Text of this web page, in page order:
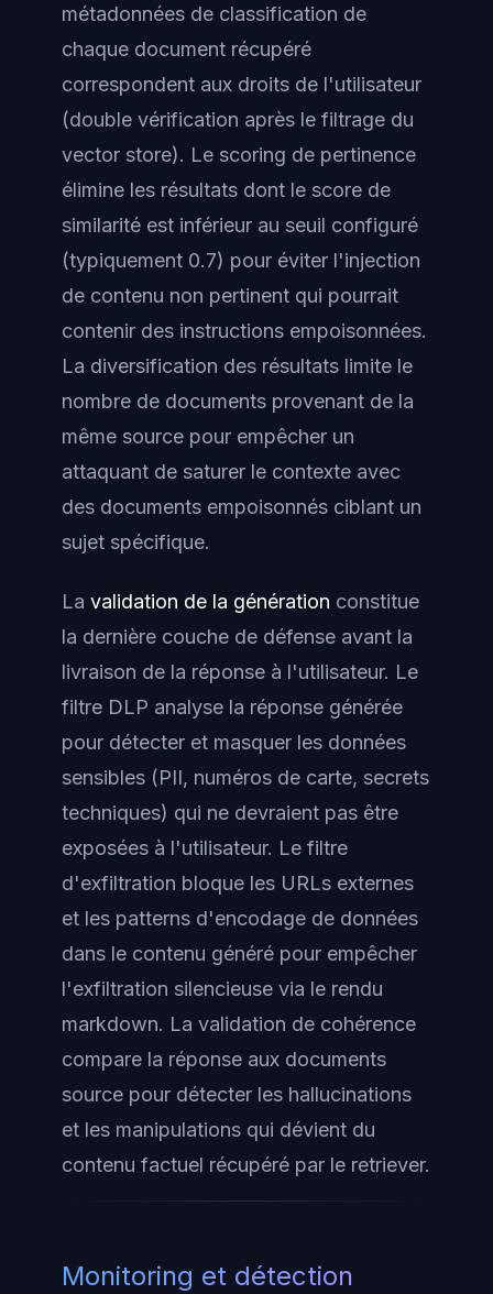
métadonnées de classification de
chaque document récupéré
correspondent aux droits de l'utilisateur
(double vérification après le filtrage du
vector store). Le scoring de pertinence
élimine les résultats dont le score de
similarité est inférieur au seuil configuré
(typiquement 0.7) pour éviter l'injection
de contenu non pertinent qui pourrait
contenir des instructions empoisonnées.
La diversification des résultats limite le
nombre de documents provenant de la
même source pour empêcher un
attaquant de saturer le contexte avec
des documents empoisonnés ciblant un
sujet spécifique.
La validation de la génération constitue
la dernière couche de défense avant la
livraison de la réponse à l'utilisateur. Le
filtre DLP analyse la réponse générée
pour détecter et masquer les données
sensibles (PII, numéros de carte, secrets
techniques) qui ne devraient pas être
exposées à l'utilisateur. Le filtre
d'exfiltration bloque les URLs externes
et les patterns d'encodage de données
dans le contenu généré pour empêcher
l'exfiltration silencieuse via le rendu
markdown. La validation de cohérence
compare la réponse aux documents
source pour détecter les hallucinations
et les manipulations qui dévient du
contenu factuel récupéré par le retriever.
Monitoring et détection